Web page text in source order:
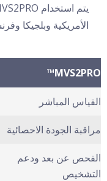
الأمريكية وبلجيكا
MVS2PRO™
القياس المباشر
مراقبة الجودة الاحصائية
الفحص عن بعد ودعم
التشخيص